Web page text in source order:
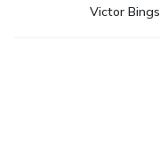
Victor Bings